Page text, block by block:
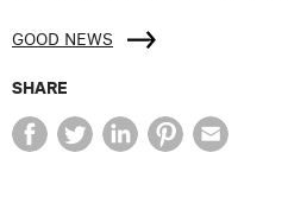
GOOD NEWS
SHARE